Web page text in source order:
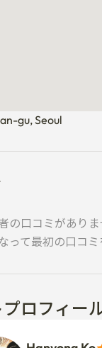
gu, Seoul
の口コミがありま
って最初の口コ
ロフィー